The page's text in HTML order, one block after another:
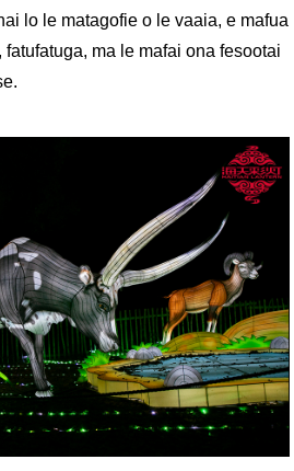
lo le matagofie o le vaaia, e mafua
ma le mafai ona fesootai